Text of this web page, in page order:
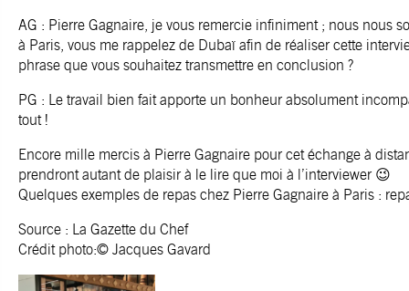
AG : Pierre Gagnaire, je vous remercie infiniment ; nous nous
à Paris, vous me rappelez de Dubaï afin de réaliser cette
phrase que vous souhaitez transmettre en conclusion ?
PG : Le travail bien fait apporte un bonheur absolument
tout !
Encore mille mercis à Pierre Gagnaire pour cet échange à
prendront autant de plaisir à le lire que moi à l’interviewer 😉
Quelques exemples de repas chez Pierre Gagnaire à Paris :
Source : La Gazette du Chef
Crédit photo:© Jacques Gavard